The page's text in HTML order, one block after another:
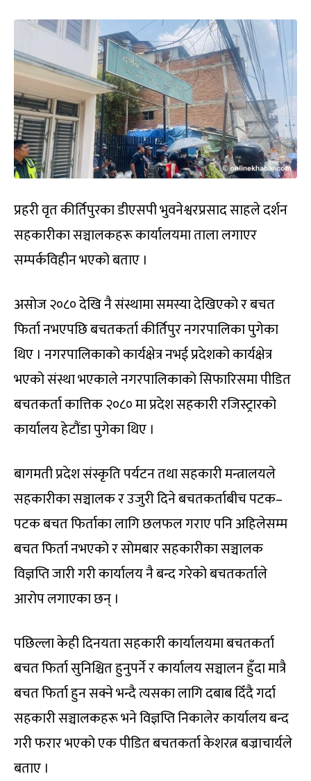
प्रहरी वृत कीर्तिपुरका डीएसपी भुवनेश्वरप्रसाद साहले दर्शन
सहकारीका सञ्चालकहरू कार्यालयमा ताला लगाएर
सम्पर्कविहीन भएको बताए ।
असोज २०८० देखि नै संस्थामा समस्या देखिएको र बचत
फिर्ता नभएपछि बचतकर्ता कीर्तिपुर नगरपालिका पुगेका
थिए । नगरपालिकाको कार्यक्षेत्र नभई प्रदेशको कार्यक्षेत्र
भएको संस्था भएकाले नगरपालिकाको सिफारिसमा पीडित
बचतकर्ता कात्तिक २०८० मा प्रदेश सहकारी रजिस्ट्रारको
कार्यालय हेटौंडा पुगेका थिए ।
बागमती प्रदेश संस्कृति पर्यटन तथा सहकारी मन्त्रालयले
सहकारीका सञ्चालक र उजुरी दिने बचतकर्ताबीच पटक–
पटक बचत फिर्ताका लागि छलफल गराए पनि अहिलेसम्म
बचत फिर्ता नभएको र सोमबार सहकारीका सञ्चालक
विज्ञप्ति जारी गरी कार्यालय नै बन्द गरेको बचतकर्ताले
आरोप लगाएका छन् ।
पछिल्ला केही दिनयता सहकारी कार्यालयमा बचतकर्ता
बचत फिर्ता सुनिश्चित हुनुपर्ने र कार्यालय सञ्चालन हुँदा मात्रै
बचत फिर्ता हुन सक्ने भन्दै त्यसका लागि दबाब दिँदै गर्दा
सहकारी सञ्चालकहरू भने विज्ञप्ति निकालेर कार्यालय बन्द
गरी फरार भएको एक पीडित बचतकर्ता केशरत्न बज्राचार्यले
बताए ।